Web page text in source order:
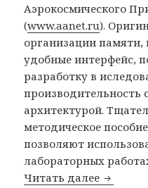
Аэрокосмического
(www.aanet.ru).
организации памяти,
удобные интерфейс,
разработку в
производительность
архитектурой.
методическое
позволяют
лабораторных
Читать далее